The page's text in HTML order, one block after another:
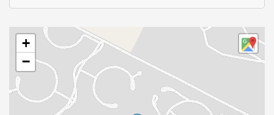
+
−